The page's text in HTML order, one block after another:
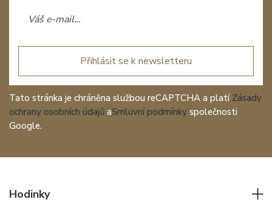
Přihlásit se k newsletteru
Tato stránka je chráněna službou reCAPTCHA a platí Zásady
ochrany osobních údajů aSmluvní podmínky společnosti
Google.
Hodinky